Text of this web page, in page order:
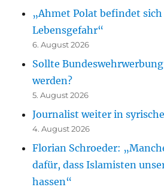
„Ahmet Polat befindet
Lebensgefahr“
6. August 2026
Sollte
werden?
5. August 2026
Journalist weiter in
4. August 2026
Florian Schroeder:
dafür, dass Islamisten
hassen“